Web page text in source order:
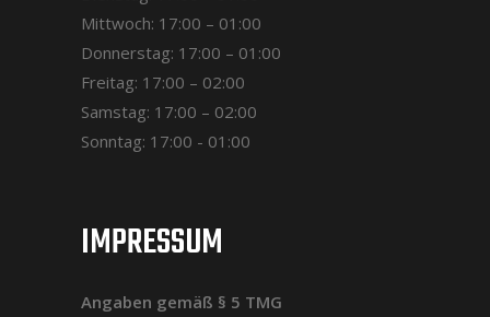
Mittwoch: 17:00 – 01:00
Donnerstag: 17:00 – 01:00
Freitag: 17:00 – 02:00
Samstag: 17:00 – 02:00
Sonntag: 17:00 - 01:00
IMPRESSUM
Angaben gemäß § 5 TMG